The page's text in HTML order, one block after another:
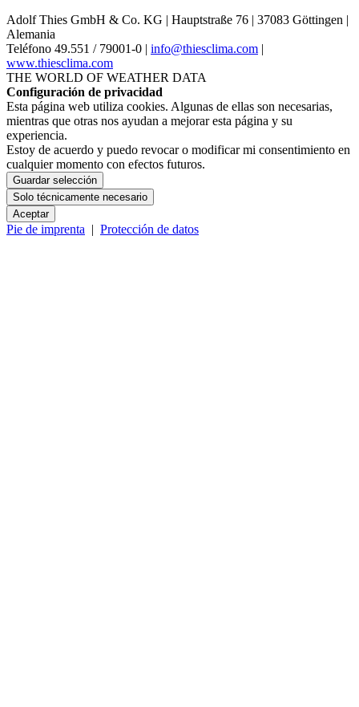
Adolf Thies GmbH & Co. KG | Hauptstraße 76 | 37083 Göttingen |
Alemania
Teléfono 49.551 /­ 79001-0 | info@thiesclima.com |
www.thiesclima.com
THE WORLD OF WEATHER DATA
Configuración de privacidad
Esta página web utiliza cookies. Algunas de ellas son necesarias,
mientras que otras nos ayudan a mejorar esta página y su
experiencia.
Estoy de acuerdo y puedo revocar o modificar mi consentimiento en
cualquier momento con efectos futuros.
Guardar selección
Solo técnicamente necesario
Aceptar
Pie de imprenta | Protección de datos